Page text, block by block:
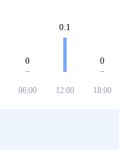
0
06:00
0.1
12:00
0
18:00